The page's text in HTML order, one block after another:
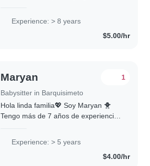
necesidades del mismo ! Tengo 8
Experience: > 8 years
$5.00/hr
Maryan
Babysitter in Barquisimeto
1
Hola linda familia💖 Soy Maryan 🐥
Tengo más de 7 años de experiencia
creativa que disfruta mucho de pasar
Experience: > 5 years
$4.00/hr